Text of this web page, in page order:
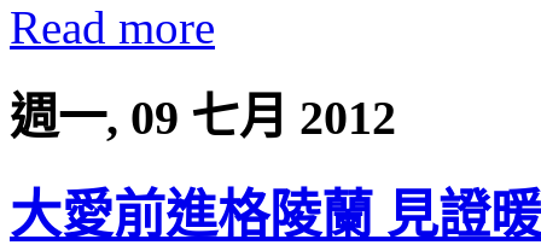
Read more
週一, 09 七月 2012
大愛前進格陵蘭 見證